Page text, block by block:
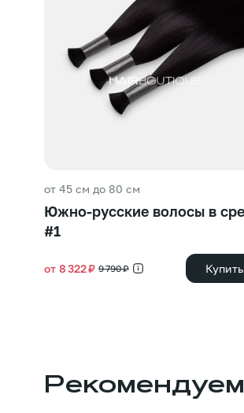
от 45 см до 80 см
Южно-русские волосы в
#1
от 8 322 ₽ 9 790 ₽ Купить